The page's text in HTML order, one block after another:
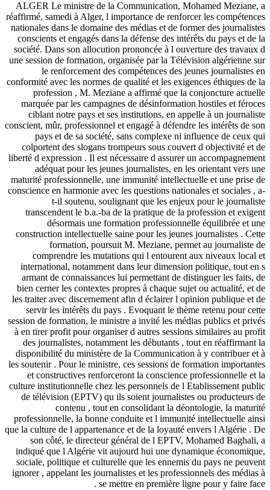
ALGER Le ministre de la Communication, Mohamed Meziane, a
réaffirmé, samedi à Alger, l importance de renforcer les compétences
nationales dans le domaine des médias et de former des journalistes
conscients et engagés dans la défense des intérêts du pays et de la
société. Dans son allocution prononcée à l ouverture des travaux d
une session de formation, organisée par la Télévision algérienne sur
le renforcement des compétences des jeunes journalistes en
conformité avec les normes de qualité et les exigences éthiques de la
profession , M. Meziane a affirmé que la conjoncture actuelle
marquée par les campagnes de désinformation hostiles et féroces
ciblant notre pays et ses institutions, en appelle à un journaliste
conscient, mûr, professionnel et engagé à défendre les intérêts de son
pays et de sa société, sans complexe ni influence de ceux qui
colportent des slogans trompeurs sous couvert d objectivité et de
liberté d expression . Il est nécessaire d assurer un accompagnement
adéquat pour les jeunes journalistes, en les orientant vers une
maturité professionnelle, une immunité intellectuelle et une prise de
conscience en harmonie avec les questions nationales et sociales , a-
t-il soutenu, soulignant que les enjeux pour le journaliste
transcendent le b.a.-ba de la pratique de la profession et exigent
désormais une formation professionnelle équilibrée et une
construction intellectuelle saine pour les jeunes journalistes . Cette
formation, poursuit M. Meziane, permet au journaliste de
comprendre les mutations qui l entourent aux niveaux local et
international, notamment dans leur dimension politique, tout en s
armant de connaissances lui permettant de distinguer les faits, de
bien cerner les contextes propres à chaque sujet ou actualité, et de
les traiter avec discernement afin d éclairer l opinion publique et de
servir les intérêts du pays . Evoquant le thème retenu pour cette
session de formation, le ministre a invité les médias publics et privés
à en tirer profit pour organiser d autres sessions similaires au profit
des journalistes, notamment les débutants , tout en réaffirmant la
disponibilité du ministère de la Communication à y contribuer et à
les soutenir . Pour le ministre, ces sessions de formation importantes
et constructives renforceront la conscience professionnelle et la
culture institutionnelle chez les personnels de l Etablissement public
de télévision (EPTV) qu ils soient journalistes ou producteurs de
contenu , tout en consolidant la déontologie, la maturité
professionnelle, la bonne conduite et l immunité intellectuelle ainsi
que la culture de l appartenance et de la loyauté envers l Algérie . De
son côté, le directeur général de l EPTV, Mohamed Baghali, a
indiqué que l Algérie vit aujourd hui une dynamique économique,
sociale, politique et culturelle que les ennemis du pays ne peuvent
ignorer , appelant les journalistes et les professionnels des médias à
se mettre en première ligne pour y faire face .